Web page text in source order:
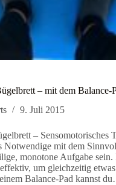
– mit dem Balance-
9. Juli 2015
– Sensomotorisches
Notwendige mit dem
monotone Aufgabe sein.
um gleichzeitig
Balance-Pad kannst